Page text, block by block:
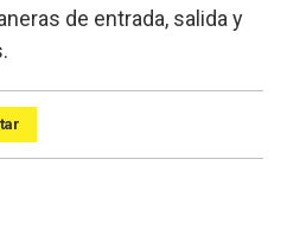
de entrada, salida y